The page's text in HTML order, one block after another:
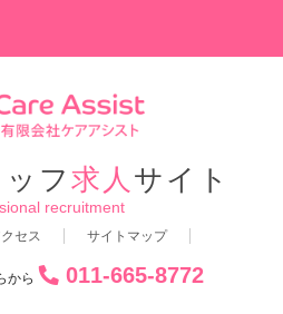
フ 求人 サイト
recruitment
セス サイトマップ
から 011-665-8772